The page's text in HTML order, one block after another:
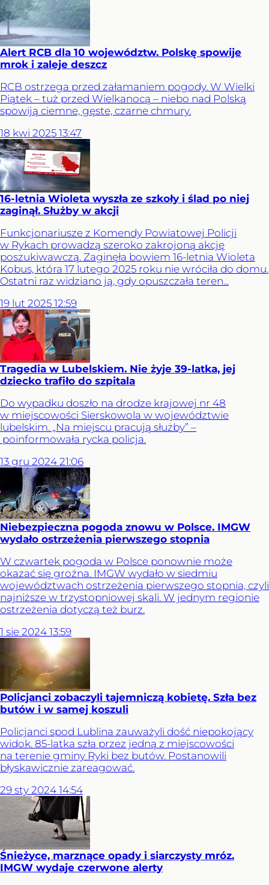
Alert RCB dla 10 województw. Polskę spowije
mrok i zaleje deszcz
RCB ostrzega przed załamaniem pogody. W Wielki
Piątek – tuż przed Wielkanocą – niebo nad Polską
spowiją ciemne, gęste, czarne chmury.
18 kwi 2025 13:47
16-letnia Wioleta wyszła ze szkoły i ślad po niej
zaginął. Służby w akcji
Funkcjonariusze z Komendy Powiatowej Policji
w Rykach prowadzą szeroko zakrojoną akcję
poszukiwawczą. Zaginęła bowiem 16-letnia Wioleta
Kobus, która 17 lutego 2025 roku nie wróciła do domu.
Ostatni raz widziano ją, gdy opuszczała teren...
19 lut 2025 12:59
Tragedia w Lubelskiem. Nie żyje 39-latka, jej
dziecko trafiło do szpitala
Do wypadku doszło na drodze krajowej nr 48
w miejscowości Sierskowola w województwie
lubelskim. „Na miejscu pracują służby” –
poinformowała rycka policja.
13 gru 2024 21:06
Niebezpieczna pogoda znowu w Polsce. IMGW
wydało ostrzeżenia pierwszego stopnia
W czwartek pogoda w Polsce ponownie może
okazać się groźna. IMGW wydało w siedmiu
województwach ostrzeżenia pierwszego stopnia, czyli
najniższe w trzystopniowej skali. W jednym regionie
ostrzeżenia dotyczą też burz.
1 sie 2024 13:59
Policjanci zobaczyli tajemniczą kobietę. Szła bez
butów i w samej koszuli
Policjanci spod Lublina zauważyli dość niepokojący
widok. 85-latka szła przez jedną z miejscowości
na terenie gminy Ryki bez butów. Postanowili
błyskawicznie zareagować.
29 sty 2024 14:54
Śnieżyce, marznące opady i siarczysty mróz.
IMGW wydaje czerwone alerty